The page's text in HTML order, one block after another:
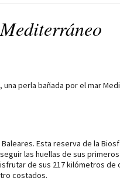
una perla bañada por el mar
Esta reserva de la
las huellas de sus
de sus 217 kilómetros
costados.